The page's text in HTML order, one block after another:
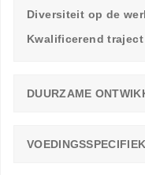
Diversiteit op de
Kwalificerend traject
DUURZAME